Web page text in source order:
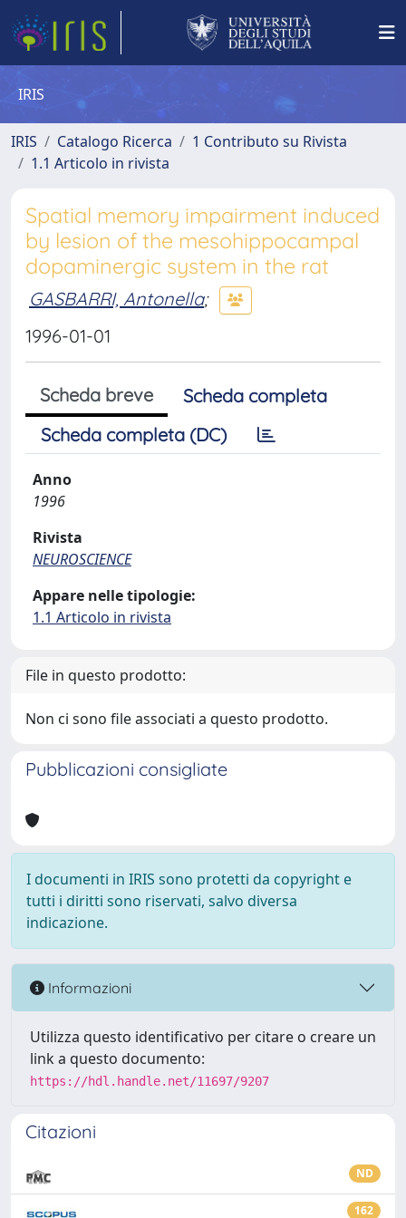
IRIS
IRIS Catalogo Ricerca
1 Contributo su Rivista
1.1 Articolo in rivista
Spatial memory impairment induced
by lesion of the mesohippocampal
dopaminergic system in the rat
GASBARRI, Antonella;
1996-01-01
Scheda breve
Scheda completa
Scheda completa (DC)
Anno
1996
Rivista
NEUROSCIENCE
Appare nelle tipologie:
1.1 Articolo in rivista
File in questo prodotto:
Non ci sono file associati a questo prodotto.
Pubblicazioni consigliate
I documenti in IRIS sono protetti da copyright e
tutti i diritti sono riservati, salvo diversa
indicazione.
Informazioni
Utilizza questo identificativo per citare o creare un
link a questo documento:
https://hdl.handle.net/11697/9207
Citazioni
ND
162